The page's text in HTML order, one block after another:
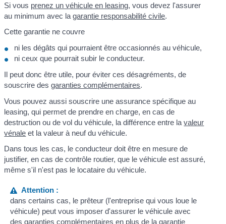
Si vous prenez un véhicule en leasing, vous devez l'assurer
au minimum avec lagarantie responsabilité civile.
Cette garantie ne couvre
ni les dégâts qui pourraient être occasionnés au véhicule,
ni ceux que pourrait subir le conducteur.
Il peut donc être utile, pour éviter ces désagréments, de
souscrire desgaranties complémentaires.
Vous pouvez aussi souscrire une assurance spécifique au
leasing, qui permet de prendre en charge, en cas de
destruction ou de vol du véhicule, la différence entre lavaleur
vénale et la valeur à neuf du véhicule.
Dans tous les cas, le conducteur doit être en mesure de
justifier, en cas de contrôle routier, que le véhicule est assuré,
même s'il n'est pas le locataire du véhicule.
Attention :
dans certains cas, le prêteur (l'entreprise qui vous loue le
véhicule) peut vous imposer d'assurer le véhicule avec
des garanties complémentaires en plus de la garantie